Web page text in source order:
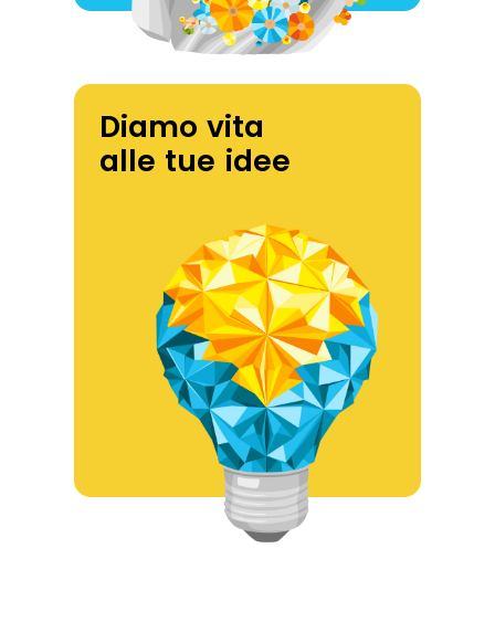
Diamo vita
alle tue idee